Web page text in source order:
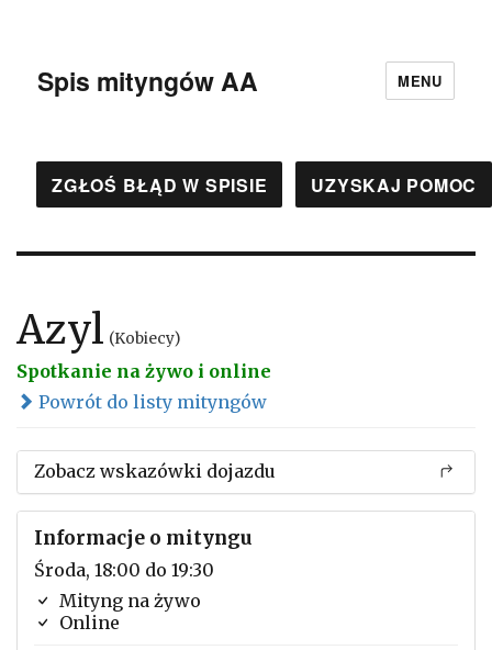
Spis mityngów AA MENU
ZGŁOŚ BŁĄD W SPISIE UZYSKAJ POMOC
Azyl (Kobiecy)
Spotkanie na żywo i online
Powrót do listy mityngów
Zobacz wskazówki dojazdu
Informacje o mityngu
Środa, 18:00 do 19:30
Mityng na żywo
Online